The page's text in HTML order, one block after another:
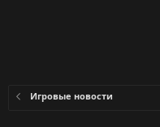
Игровые новости